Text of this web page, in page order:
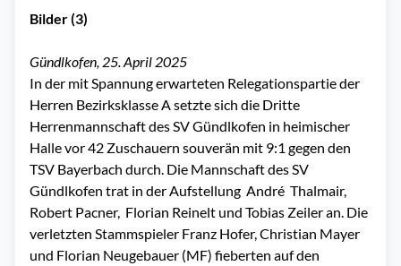
Bilder (3)
Gündlkofen, 25. April 2025
In der mit Spannung erwarteten Relegationspartie der
Herren Bezirksklasse A setzte sich die Dritte
Herrenmannschaft des SV Gündlkofen in heimischer
Halle vor 42 Zuschauern souverän mit 9:1 gegen den
TSV Bayerbach durch. Die Mannschaft des SV
Gündlkofen trat in der Aufstellung André Thalmair,
Robert Pacner, Florian Reinelt und Tobias Zeiler an. Die
verletzten Stammspieler Franz Hofer, Christian Mayer
und Florian Neugebauer (MF) fieberten auf den